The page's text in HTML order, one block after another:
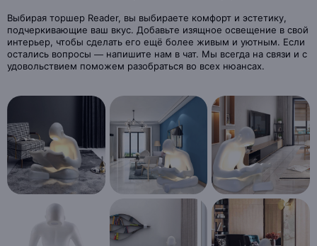
Выбирая торшер Reader, вы выбираете комфорт и эстетику,
подчеркивающие ваш вкус. Добавьте изящное освещение в свой
интерьер, чтобы сделать его ещё более живым и уютным. Если
остались вопросы — напишите нам в чат. Мы всегда на связи и с
удовольствием поможем разобраться во всех нюансах.